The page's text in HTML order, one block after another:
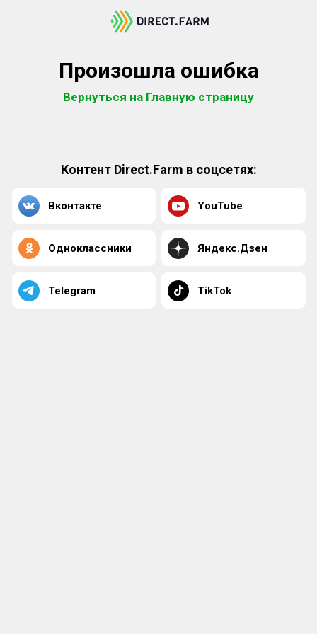
Произошла ошибка
Вернуться на Главную страницу
Контент Direct.Farm в соцсетях:
Вконтакте YouTube
Одноклассники Яндекс.Дзен
Telegram TikTok